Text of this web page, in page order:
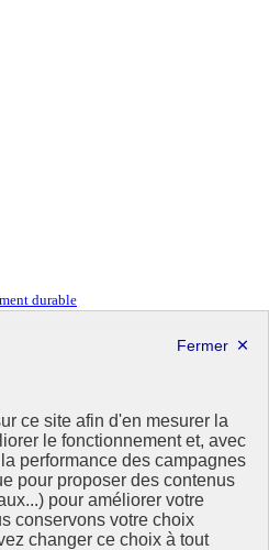
ce site afin d'en mesurer la
le fonctionnement et, avec
performance des campagnes
pour proposer des contenus
pour améliorer votre
conservons votre choix
changer ce choix à tout
durable
référence concernant l’Agenda